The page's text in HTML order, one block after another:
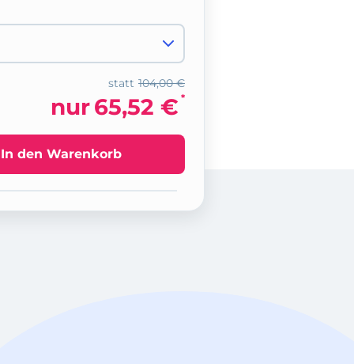
104,00 €
statt
nur65,52 € *
In den Warenkorb